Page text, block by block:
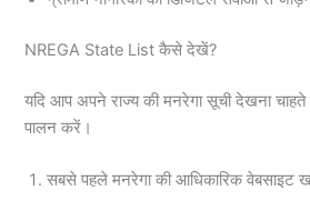
NREGA State List कैसे देखें?
यदि आप अपने राज्य की मनरेगा सूची देखना चाहते
पालन करें।
सबसे पहले मनरेगा की आधिकारिक वेबसाइट